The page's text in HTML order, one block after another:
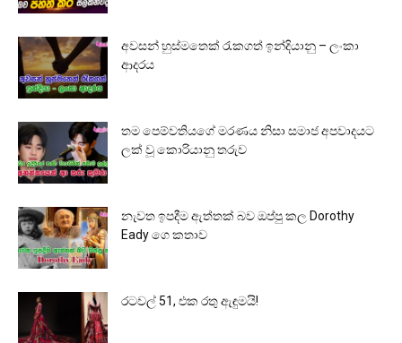
අවසන් හුස්මතෙක් රැකගත් ඉන්දියානු – ලංකා
ආදරය
තම පෙම්වතියගේ මරණය නිසා සමාජ අපවාදයට
ලක් වූ කොරියානු තරුව
නැවත ඉපදීම ඇත්තක් බව ඔප්පු කල Dorothy
Eady ගෙ කතාව
රටවල් 51, එක රතු ඇඳුමයි!